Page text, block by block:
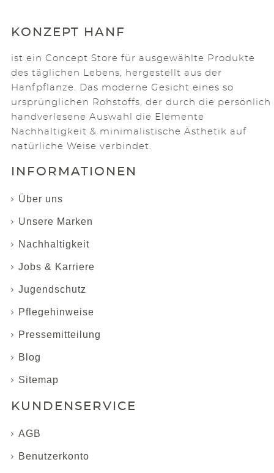
KONZEPT HANF
ist ein Concept Store für ausgewählte Produkte
des täglichen Lebens, hergestellt aus der
Hanfpflanze. Das moderne Gesicht eines so
ursprünglichen Rohstoffs, der durch die persönlich
handverlesene Auswahl die Elemente
Nachhaltigkeit & minimalistische Ästhetik auf
natürliche Weise verbindet.
INFORMATIONEN
Über uns
Unsere Marken
Nachhaltigkeit
Jobs & Karriere
Jugendschutz
Pflegehinweise
Pressemitteilung
Blog
Sitemap
KUNDENSERVICE
AGB
Benutzerkonto